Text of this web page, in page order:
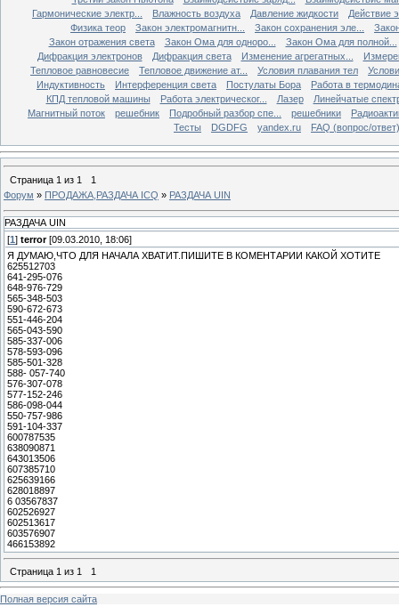
Гармонические электр...
Влажность воздуха Давление жидкости
Действие
Физика теор
Закон электромагнитн... Закон сохранения эле...
Закон отражения света
Закон Ома для одноро...
Закон Ома для полной...
Дифракция электронов
Дифракция света Изменение агрегатных...
Тепловое равновесие
Тепловое движение ат... Условия плавания тел
Индуктивность
Интерференция света Постулаты Бора
Работа в
КПД тепловой машины
Работа электрическог... Лазер
Линейчатые
Магнитный поток
решебник Подробный разбор спе... решебники
Тесты
DGDFG yandex.ru FAQ (вопрос/ответ)
Страница 1 из 1
1
Форум » ПРОДАЖА,РАЗДАЧА ICQ » РАЗДАЧА UIN
РАЗДАЧА UIN
[1 ] terror[09.03.2010, 18:06]
Я ДУМАЮ,ЧТО ДЛЯ НАЧАЛА ХВАТИТ.ПИШИТЕ В КОМЕНТАРИИ КАКОЙ ХОТИТЕ
625512703
641-295-076
648-976-729
565-348-503
590-672-673
551-446-204
565-043-590
585-337-006
578-593-096
585-501-328
588- 057-740
576-307-078
577-152-246
586-098-044
550-757-986
591-104-337
600787535
638090871
643013506
607385710
625639166
628018897
6 03567837
602526927
602513617
603576907
466153892
Страница 1 из 1 1
Полная версия сайта